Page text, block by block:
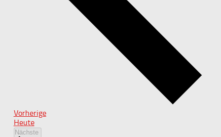
VorherigeVeranstaltungen
Heute
Nächste